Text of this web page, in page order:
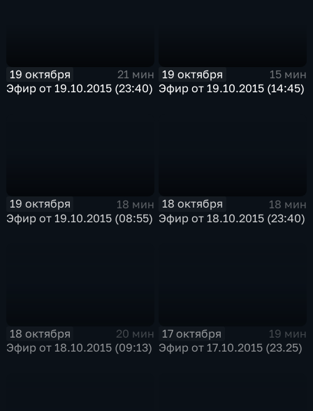
19 октября
21 мин
Эфир от 19.10.2015 (23:40)
19 октября
15 мин
Эфир от 19.10.2015 (14:45)
19 октября
18 мин
Эфир от 19.10.2015 (08:55)
18 октября
18 мин
Эфир от 18.10.2015 (23:40)
18 октября
20 мин
Эфир от 18.10.2015 (09:13)
17 октября
19 мин
Эфир от 17.10.2015 (23.25)